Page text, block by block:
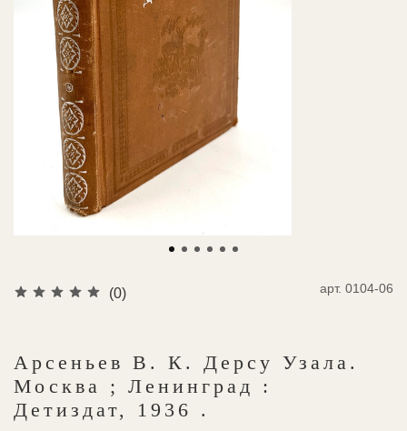
(0) арт. 0104-06
Арсеньев В. К. Дерсу Узала.
Москва ; Ленинград :
Детиздат, 1936 .